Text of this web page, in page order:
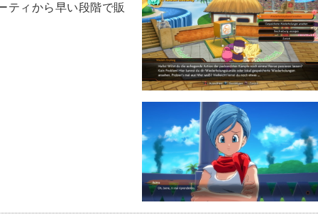
ティから早い段階で販